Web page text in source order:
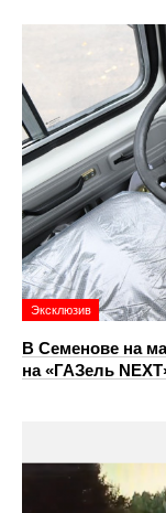
Эксклюзив
В Семенове на
на «ГАЗель